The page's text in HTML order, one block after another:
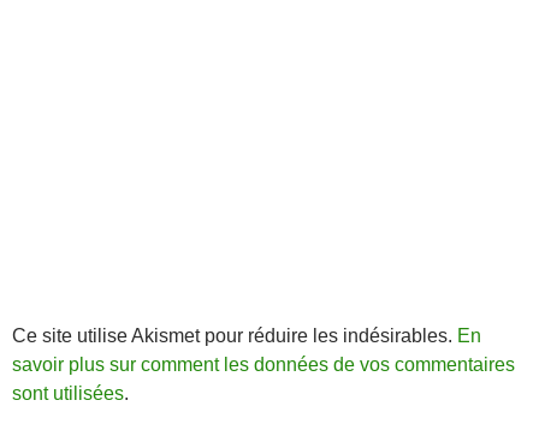
Ce site utilise Akismet pour réduire les indésirables. En
savoir plus sur comment les données de vos commentaires
sont utilisées.